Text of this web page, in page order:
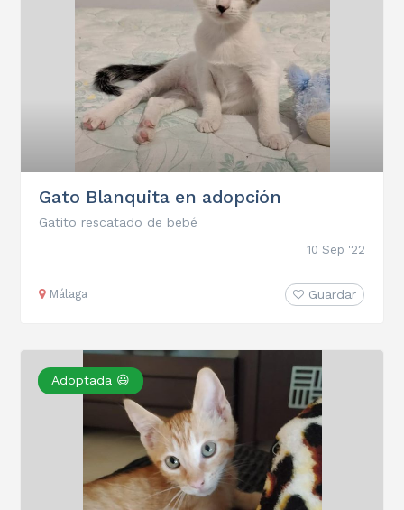
Gato Blanquita en adopción
Gatito rescatado de bebé
10 Sep '22
Málaga Guardar
Adoptada 😃